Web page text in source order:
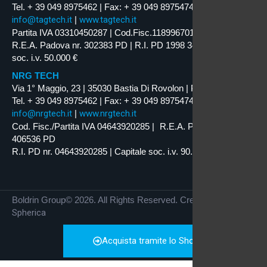
Tel. + 39 049 8975462 | Fax: + 39 049 8975474
info@tagtech.it | www.tagtech.it
Partita IVA 03310450287 | Cod.Fisc.11899670159
R.E.A. Padova nr. 302383 PD | R.I. PD 1998 34629 | Capitale
soc. i.v. 50.000 €
NRG TECH
Via 1° Maggio, 23 | 35030 Bastia Di Rovolon | PD | ITALY
Tel. + 39 049 8975462 | Fax: + 39 049 8975474
info@nrgtech.it | www.nrgtech.it
Cod. Fisc./Partita IVA 04643920285 | R.E.A. Padova nr.
406536 PD
R.I. PD nr. 04643920285 | Capitale soc. i.v. 90.000 €
Boldrin Group© 2026. All Rights Reserved. Credits by
Spherica
Acquista tramite lo Shop Online